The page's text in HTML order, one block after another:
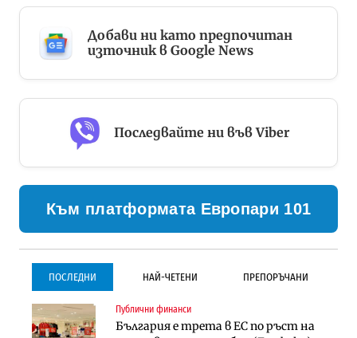
Добави ни като предпочитан
източник в Google News
Последвайте ни във Viber
Към платформата Европари 101
ПОСЛЕДНИ НАЙ-ЧЕТЕНИ ПРЕПОРЪЧАНИ
Публични финанси
България е трета в ЕС по ръст на
Градоустройство
Столична община избра
Инфраструктура
Проектирането на тунела под